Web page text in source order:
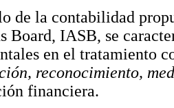
de la contabilidad
Board, IASB, se
en el tratamiento
reconocimiento,
financiera.